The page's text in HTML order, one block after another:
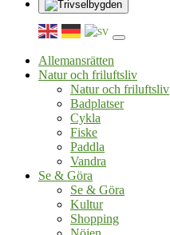
Allemansrätten
Natur och friluftsliv
Natur och friluftsliv
Badplatser
Cykla
Fiske
Paddla
Vandra
Se & Göra
Se & Göra
Kultur
Shopping